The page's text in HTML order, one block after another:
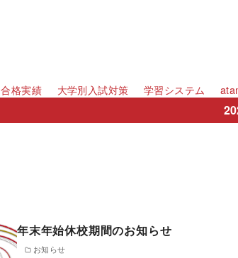
合格実績 大学別入試対策 学習システム
年末年始休校期間のお知らせ
お知らせ